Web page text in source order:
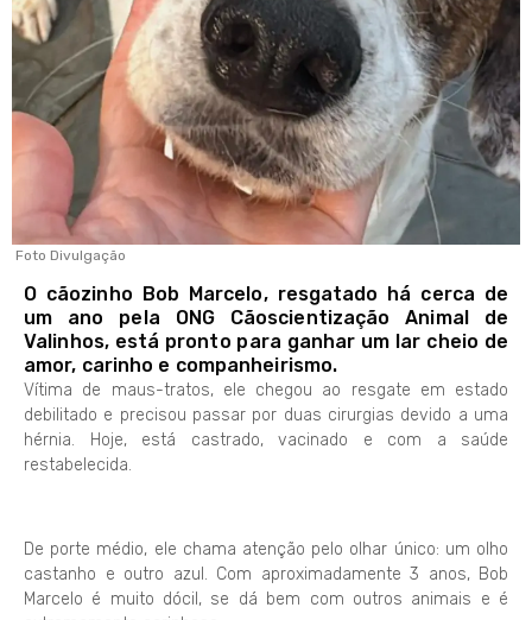
Foto Divulgação
O cãozinho Bob Marcelo, resgatado há cerca de
um ano pela ONG Cãoscientização Animal de
Valinhos, está pronto para ganhar um lar cheio de
amor, carinho e companheirismo.
Vítima de maus-tratos, ele chegou ao resgate em estado
debilitado e precisou passar por duas cirurgias devido a uma
hérnia. Hoje, está castrado, vacinado e com a saúde
restabelecida.
De porte médio, ele chama atenção pelo olhar único: um olho
castanho e outro azul. Com aproximadamente 3 anos, Bob
Marcelo é muito dócil, se dá bem com outros animais e é